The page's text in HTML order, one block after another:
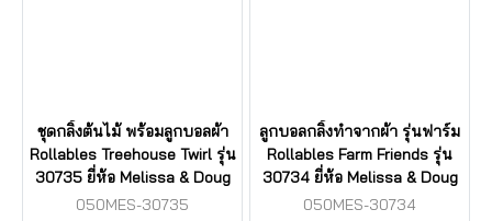
ชุดกลิ้งต้นไม้ พร้อมลูกบอลผ้า
Rollables Treehouse Twirl รุ่น
30735 ยี่ห้อ Melissa & Doug
050MES-30735
ลูกบอลกลิ้งทำจากผ้า รุ่นฟาร์ม
Rollables Farm Friends รุ่น
30734 ยี่ห้อ Melissa & Doug
050MES-30734